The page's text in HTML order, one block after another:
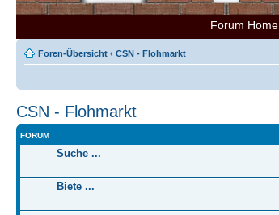
Forum Home
Foren-Übersicht ‹ CSN - Flohmarkt
CSN - Flohmarkt
FORUM
Suche ...
Biete ...